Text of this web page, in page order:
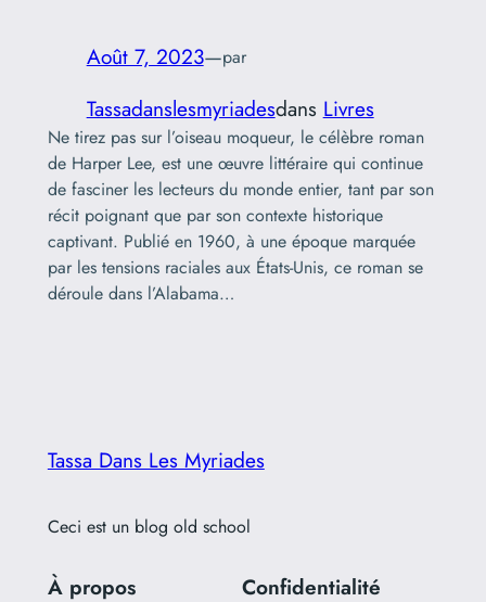
Août 7, 2023—par
Tassadanslesmyriadesdans Livres
Ne tirez pas sur l’oiseau moqueur, le célèbre roman
de Harper Lee, est une œuvre littéraire qui continue
de fasciner les lecteurs du monde entier, tant par son
récit poignant que par son contexte historique
captivant. Publié en 1960, à une époque marquée
par les tensions raciales aux États-Unis, ce roman se
déroule dans l’Alabama…
Tassa Dans Les Myriades
Ceci est un blog old school
À propos Confidentialité